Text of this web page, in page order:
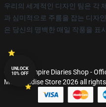
우리의 세계적인 디자인 팀은 각
과 심미적으로 주름을 잡는 디자
은 당신의 명백한 매일 작풍을 표
© The Vampire Diaries Shop -
Merchandise Store 2026 all
UNLOCK
10% OFF